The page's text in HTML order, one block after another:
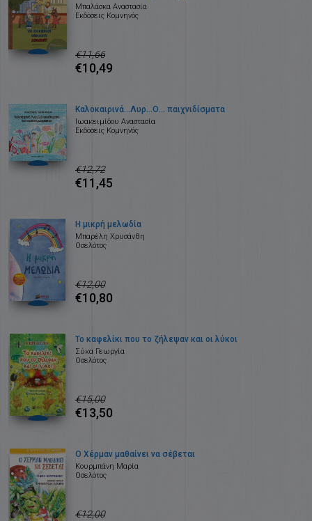
Μπαλάσκα Αναστασία
Εκδόσεις Κομνηνός
€11,66
€10,49
Καλοκαιρινά…Λυρ…Ο… παιχνιδίσματα
Ιωακειμίδου Αναστασία
Εκδόσεις Κομνηνός
€12,72
€11,45
Η μικρή μελωδία
Μπαρέλη Χρυσάνθη
Οσελότος
€12,00
€10,80
Το καφελίκι που το ζήλεψαν και οι λύκοι
Σύκα Γεωργία
Οσελότος
€15,00
€13,50
Ο Χέρμαν μαθαίνει να σέβεται
Κουρμπάνη Μαρία
Οσελότος
€12,00